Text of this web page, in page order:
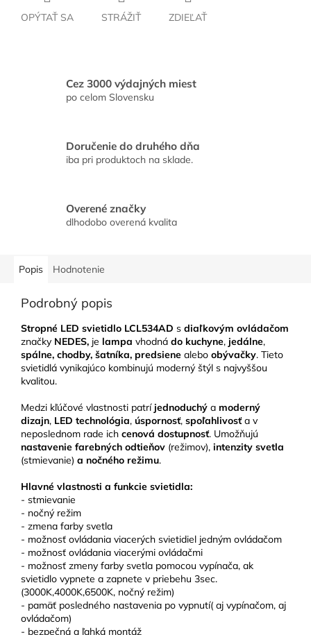
OPÝTAŤ SA STRÁŽIŤ ZDIEĽAŤ
Cez 3000 výdajných miest
po celom Slovensku
Doručenie do druhého dňa
iba pri produktoch na sklade.
Overené značky
dlhodobo overená kvalita
Popis Hodnotenie
Podrobný popis
Stropné LED svietidlo LCL534AD s diaľkovým ovládačom
značky NEDES, je lampa vhodná do kuchyne, jedálne,
spálne, chodby, šatníka, predsiene alebo obývačky. Tieto
svietidlá vynikajúco kombinujú moderný štýl s najvyššou
kvalitou.
Medzi kľúčové vlastnosti patríjednoduchý a moderný
dizajn, LED technológia, úspornosť, spoľahlivosť a v
neposlednom rade ich cenová dostupnosť. Umožňujú
nastavenie farebných odtieňov (režimov), intenzity svetla
(stmievanie) a nočného režimu.
Hlavné vlastnosti a funkcie svietidla:
- stmievanie
- nočný režim
- zmena farby svetla
- možnosť ovládania viacerých svietidiel jedným ovládačom
- možnosť ovládania viacerými ovládačmi
- možnosť zmeny farby svetla pomocou vypínača, ak
svietidlo vypnete a zapnete v priebehu 3sec.
(3000K,4000K,6500K, nočný režim)
- pamäť posledného nastavenia po vypnutí( aj vypínačom, aj
ovládačom)
- bezpečná a ľahká montáž